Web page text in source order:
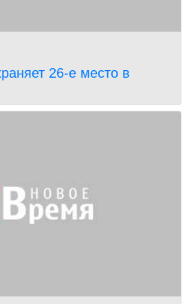
26-е место в